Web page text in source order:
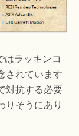
はラッキンコ
されています
対抗する必要
りそうにあり